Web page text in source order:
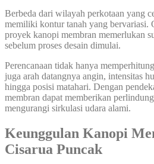
Berbeda dari wilayah perkotaan yang
memiliki kontur tanah yang bervariasi.
proyek kanopi membran memerlukan
sebelum proses desain dimulai.
Perencanaan tidak hanya
juga arah datangnya angin, intensitas
hingga posisi matahari. Dengan
membran dapat memberikan
mengurangi sirkulasi udara alami.
Keunggulan Kanopi
Cisarua Puncak